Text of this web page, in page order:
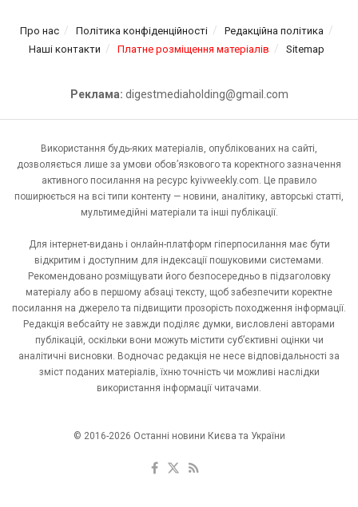
Про нас Політика конфіденційності
Редакційна політика
Наші контакти
Платне розміщення матеріалів Sitemap
Реклама: digestmediaholding@gmail.com
Використання будь-яких матеріалів, опублікованих на сайті,
дозволяється лише за умови обов’язкового та коректного зазначення
активного посилання на ресурс kyivweekly.com. Це правило
поширюється на всі типи контенту — новини, аналітику, авторські статті,
мультимедійні матеріали та інші публікації.
Для інтернет-видань і онлайн-платформ гіперпосилання має бути
відкритим і доступним для індексації пошуковими системами.
Рекомендовано розміщувати його безпосередньо в підзаголовку
матеріалу або в першому абзаці тексту, щоб забезпечити коректне
посилання на джерело та підвищити прозорість походження інформації.
Редакція вебсайту не завжди поділяє думки, висловлені авторами
публікацій, оскільки вони можуть містити суб’єктивні оцінки чи
аналітичні висновки. Водночас редакція не несе відповідальності за
зміст поданих матеріалів, їхню точність чи можливі наслідки
використання інформації читачами.
© 2016-2026 Останні новини Києва та України